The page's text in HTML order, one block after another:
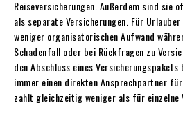
Reiseversicherungen. Außerdem sind sie
als separate Versicherungen. Für
weniger organisatorischen Aufwand
Schadenfall oder bei Rückfragen zu
den Abschluss eines
immer einen direkten Ansprechpartner
zahlt gleichzeitig weniger als für einzelne